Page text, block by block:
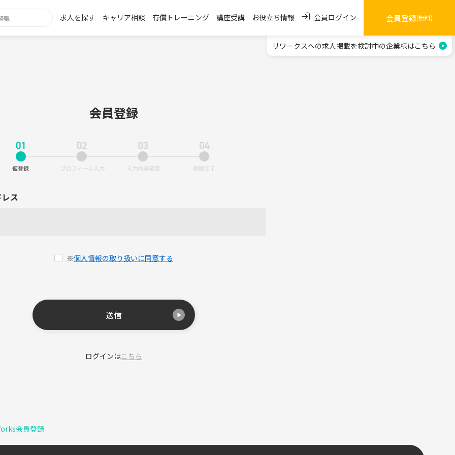
求人を探す キャリア相談 有償トレーニング 講座受講 お役立ち情報 会員ログイン 会員登録(無料)
リワークスへの求人掲載を検討中の企業様はこちら
会員登録
ス
※個人情報の取り扱いに同意する
送信
ログインはこちら
会員登録